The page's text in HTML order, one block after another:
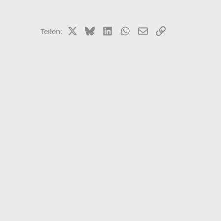
Teilen: X (Twitter)
BlueskyLinkedInWhatsApp
E-MailLink